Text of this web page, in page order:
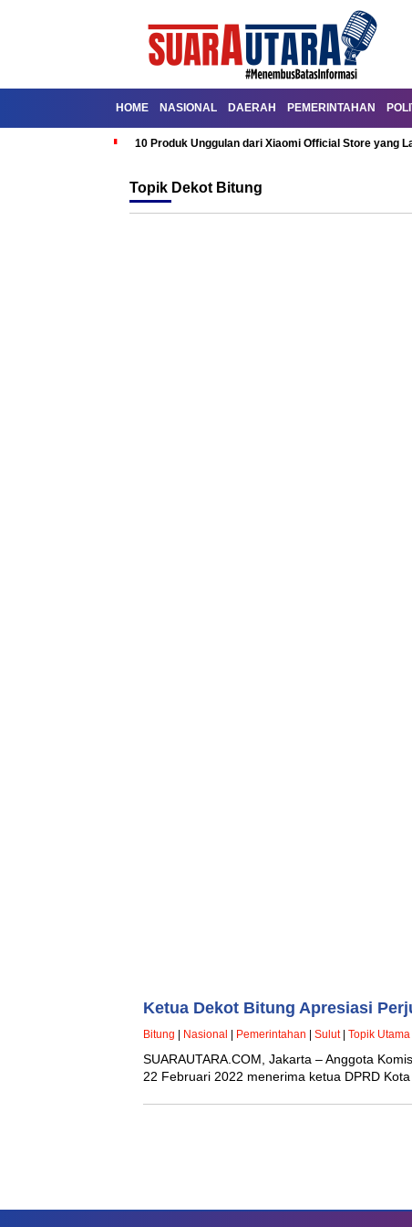
HOME NASIONAL DAERAH PEMERINTAHAN
10 Produk Unggulan dari Xiaomi Official Store yang
Topik Dekot Bitung
Ketua Dekot Bitung Apresiasi
Bitung Nasional Pemerintahan Sulut| Topik Utama
SUARAUTARA.COM, Jakarta – Anggota
22 Februari 2022 menerima ketua DPRD Kota